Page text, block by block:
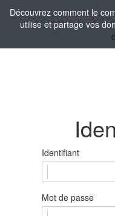
Découvrez comment le
utilise et partage vos
Identifiant
Mot de passe